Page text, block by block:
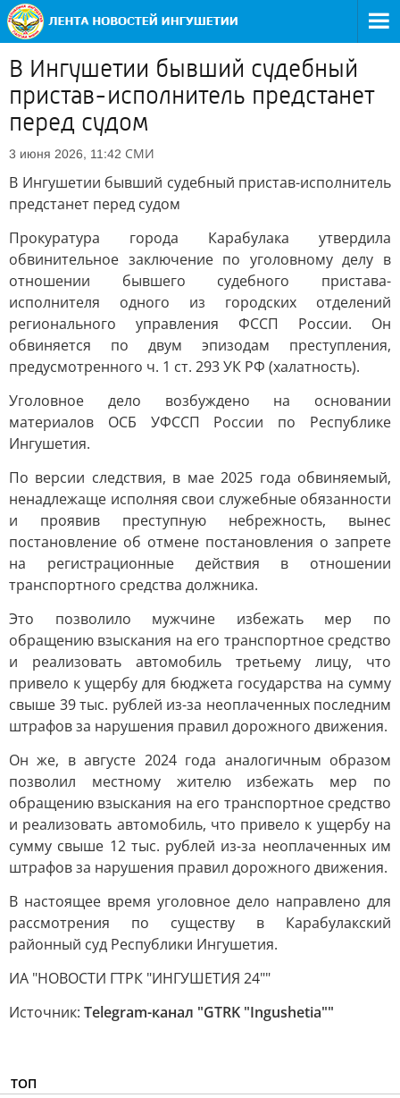
В Ингушетии бывший судебный
пристав-исполнитель предстанет
перед судом
3 июня 2026, 11:42 СМИ
В Ингушетии бывший судебный пристав-исполнитель
предстанет перед судом
Прокуратура города Карабулака утвердила
обвинительное заключение по уголовному делу в
отношении бывшего судебного пристава-
исполнителя одного из городских отделений
регионального управления ФССП России. Он
обвиняется по двум эпизодам преступления,
предусмотренного ч. 1 ст. 293 УК РФ (халатность).
Уголовное дело возбуждено на основании
материалов ОСБ УФССП России по Республике
Ингушетия.
По версии следствия, в мае 2025 года обвиняемый,
ненадлежаще исполняя свои служебные обязанности
и проявив преступную небрежность, вынес
постановление об отмене постановления о запрете
на регистрационные действия в отношении
транспортного средства должника.
Это позволило мужчине избежать мер по
обращению взыскания на его транспортное средство
и реализовать автомобиль третьему лицу, что
привело к ущербу для бюджета государства на сумму
свыше 39 тыс. рублей из-за неоплаченных последним
штрафов за нарушения правил дорожного движения.
Он же, в августе 2024 года аналогичным образом
позволил местному жителю избежать мер по
обращению взыскания на его транспортное средство
и реализовать автомобиль, что привело к ущербу на
сумму свыше 12 тыс. рублей из-за неоплаченных им
штрафов за нарушения правил дорожного движения.
В настоящее время уголовное дело направлено для
рассмотрения по существу в Карабулакский
районный суд Республики Ингушетия.
ИА "НОВОСТИ ГТРК "ИНГУШЕТИЯ 24""
Источник: Telegram-канал "GTRK "Ingushetia""
ТОП